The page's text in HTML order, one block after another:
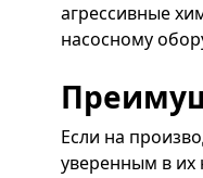
агрессивные
насосному
Если на
уверенным в их